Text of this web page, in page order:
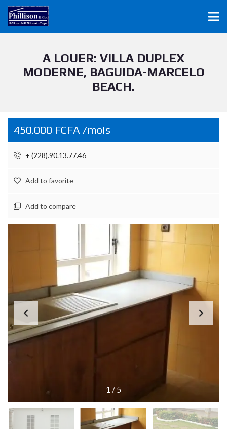
A LOUER: VILLA DUPLEX
MODERNE, BAGUIDA-MARCELO
BEACH.
450.000 FCFA /mois
+ (228).90.13.77.46
Add to favorite
Add to compare
1 / 5